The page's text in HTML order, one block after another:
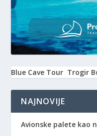
Blue Cave Tour Trogir
NAJNOVIJE
Avionske palete kao